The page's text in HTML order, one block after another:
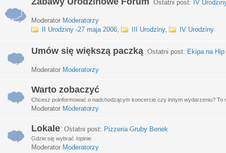
Ostatni post: IV
Moderator Moderatorzy
II Urodziny -27 maja 2006, III Urodziny, IV Urodziny
Umów się większą paczką Ostatni post: Ekipa na
Moderator Moderatorzy
Warto zobaczyć
Chcesz poinformować o nadchodzącym koncercie czy innym wydarzeniu? To
Moderator Moderatorzy
Lokale Ostatni post: Pizzeria Gruby Benek
Gdzie się wybrać /opinie
Moderator Moderatorzy